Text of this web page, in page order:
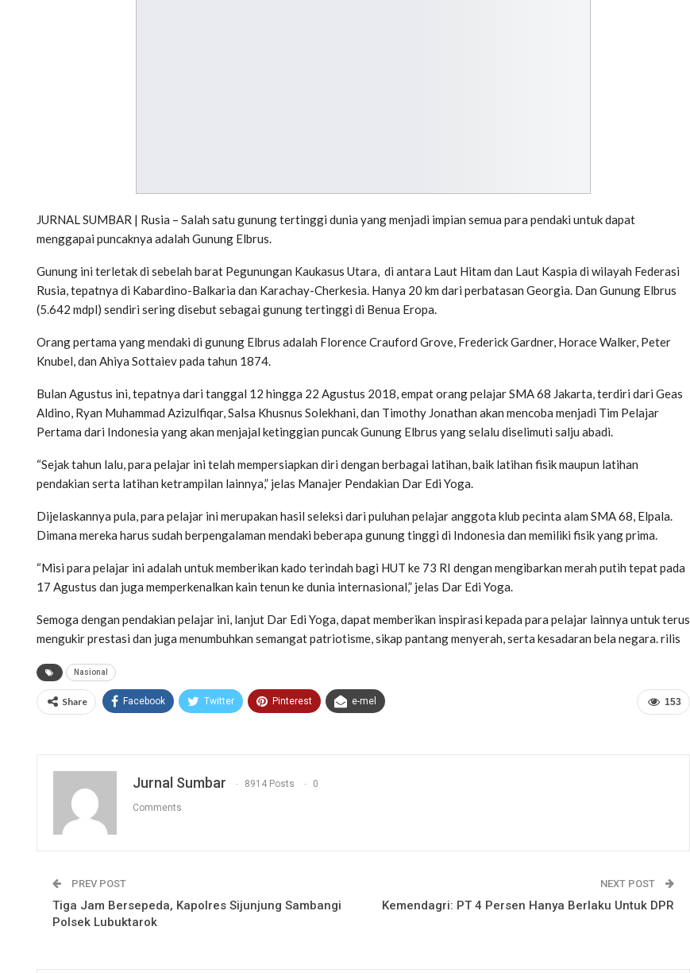
JURNAL SUMBAR | Rusia – Salah satu gunung tertinggi dunia yang menjadi impian semua para pendaki untuk dapat
menggapai puncaknya adalah Gunung Elbrus.
Gunung ini terletak di sebelah barat Pegunungan Kaukasus Utara, di antara Laut Hitam dan Laut Kaspia di wilayah Federasi
Rusia, tepatnya di Kabardino-Balkaria dan Karachay-Cherkesia. Hanya 20 km dari perbatasan Georgia. Dan Gunung Elbrus
(5.642 mdpl) sendiri sering disebut sebagai gunung tertinggi di Benua Eropa.
Orang pertama yang mendaki di gunung Elbrus adalah Florence Crauford Grove, Frederick Gardner, Horace Walker, Peter
Knubel, dan Ahiya Sottaiev pada tahun 1874.
Bulan Agustus ini, tepatnya dari tanggal 12 hingga 22 Agustus 2018, empat orang pelajar SMA 68 Jakarta, terdiri dari Geas
Aldino, Ryan Muhammad Azizulfiqar, Salsa Khusnus Solekhani, dan Timothy Jonathan akan mencoba menjadi Tim Pelajar
Pertama dari Indonesia yang akan menjajal ketinggian puncak Gunung Elbrus yang selalu diselimuti salju abadi.
“Sejak tahun lalu, para pelajar ini telah mempersiapkan diri dengan berbagai latihan, baik latihan fisik maupun latihan
pendakian serta latihan ketrampilan lainnya,” jelas Manajer Pendakian Dar Edi Yoga.
Dijelaskannya pula, para pelajar ini merupakan hasil seleksi dari puluhan pelajar anggota klub pecinta alam SMA 68, Elpala.
Dimana mereka harus sudah berpengalaman mendaki beberapa gunung tinggi di Indonesia dan memiliki fisik yang prima.
“Misi para pelajar ini adalah untuk memberikan kado terindah bagi HUT ke 73 RI dengan mengibarkan merah putih tepat pada
17 Agustus dan juga memperkenalkan kain tenun ke dunia internasional,” jelas Dar Edi Yoga.
Semoga dengan pendakian pelajar ini, lanjut Dar Edi Yoga, dapat memberikan inspirasi kepada para pelajar lainnya untuk terus
mengukir prestasi dan juga menumbuhkan semangat patriotisme, sikap pantang menyerah, serta kesadaran bela negara. rilis
Nasional
153
Share Facebook Twitter Pinterest e-mel
Jurnal Sumbar 8914 Posts 0
Comments
PREV POST
Tiga Jam Bersepeda, Kapolres Sijunjung Sambangi
Polsek Lubuktarok
NEXT POST
Kemendagri: PT 4 Persen Hanya Berlaku Untuk DPR